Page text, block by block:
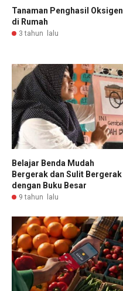
Tanaman Penghasil Oksigen
di Rumah
3 tahun lalu
Belajar Benda Mudah
Bergerak dan Sulit Bergerak
dengan Buku Besar
9 tahun lalu